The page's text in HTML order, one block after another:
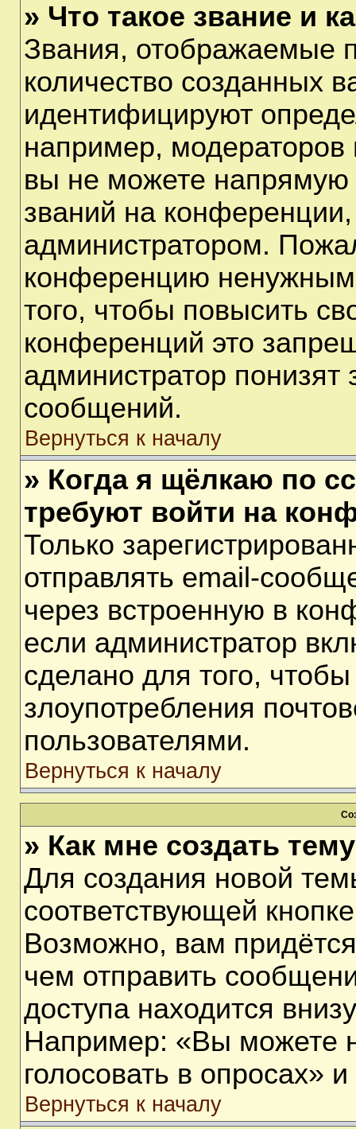
» Что такое звание и
Звания, отображаемые
количество созданных
идентифицируют
например,
вы не можете напрямую
званий на
администратором.
конференцию
того, чтобы повысить
конференций это
администратор понизят
сообщений.
Вернуться к началу
» Когда я щёлкаю по
требуют войти на
Только
отправлять email-
через встроенную в
если администратор
сделано для того,
злоупотребления
пользователями.
Вернуться к началу
» Как мне создать
Для создания новой
соответствующей
Возможно, вам
чем отправить
доступа находится
Например: «Вы можете
голосовать в опросах» и
Вернуться к началу